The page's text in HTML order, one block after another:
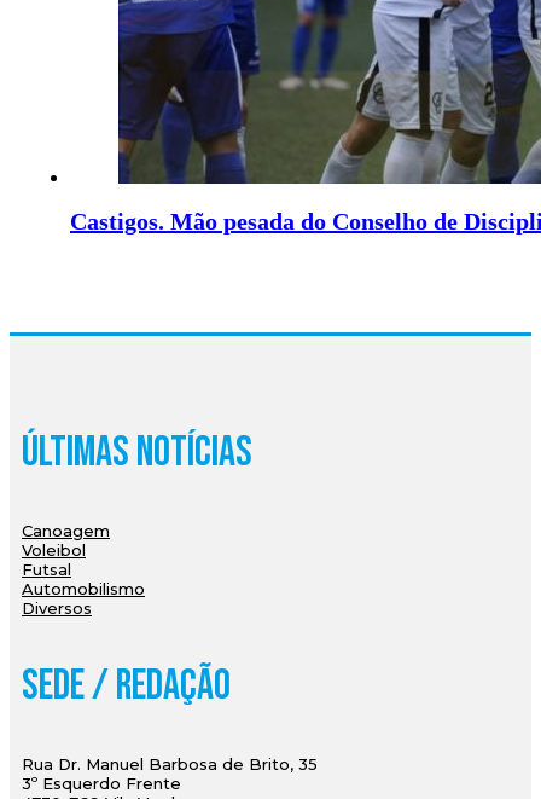
Castigos. Mão pesada do Conselho de
Últimas Notícias
Canoagem
Voleibol
Futsal
Automobilismo
Diversos
Sede / Redação
Rua Dr. Manuel Barbosa de Brito, 35
3º Esquerdo Frente